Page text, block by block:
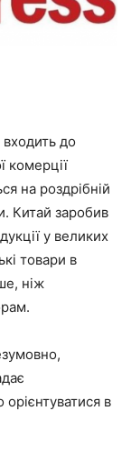
до
комерції
на роздрібній
Китай заробив
у великих
товари в
ніж
в